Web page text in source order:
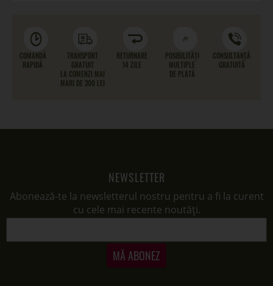
COMANDĂ
RAPIDĂ
TRANSPORT
GRATUIT
LA COMENZI MAI
MARI DE 300 LEI
RETURNARE
14 ZILE
POSIBILITĂȚI
MULTIPLE
DE PLATĂ
CONSULTANȚĂ
GRATUITĂ
NEWSLETTER
Abonează-te la newsletterul nostru pentru a fi la curent
cu cele mai recente noutăți.
MĂ ABONEZ